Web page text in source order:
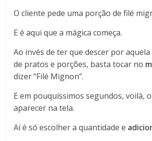
O cliente pede uma porção de filé
E é aqui que a mágica começa.
Ao invés de ter que descer por
de pratos e porções, basta tocar no
dizer “Filé Mignon”.
E em pouquíssimos segundos, voilà,
aparecer na tela.
Aí é só escolher a quantidade e